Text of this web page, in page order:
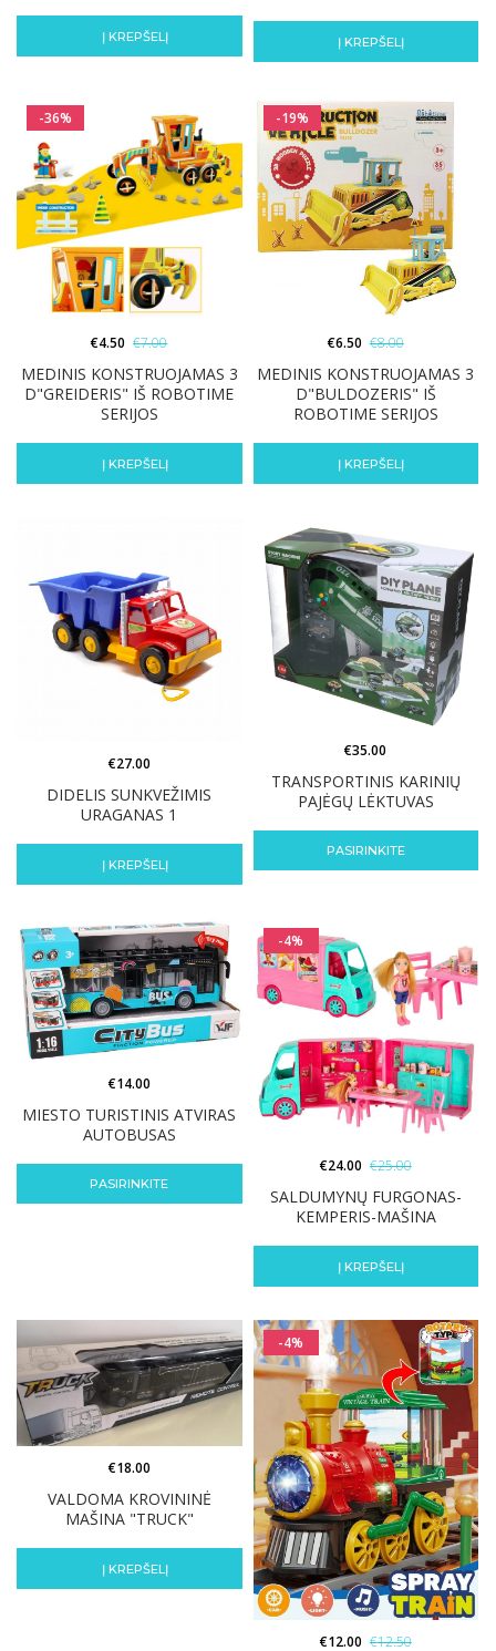
Į KREPŠELĮ Į KREPŠELĮ
-36%
MEDINIS KONSTRUOJAMAS 3
D"GREIDERIS" IŠ ROBOTIME
SERIJOS
€4.50 €7.00
Į KREPŠELĮ
-19%
MEDINIS KONSTRUOJAMAS 3
D"BULDOZERIS" IŠ
ROBOTIME SERIJOS
€6.50 €8.00
Į KREPŠELĮ
DIDELIS SUNKVEŽIMIS
URAGANAS 1
€27.00
Į KREPŠELĮ
TRANSPORTINIS KARINIŲ
PAJĖGŲ LĖKTUVAS
€35.00
PASIRINKITE
MIESTO TURISTINIS ATVIRAS
AUTOBUSAS
€14.00
PASIRINKITE
-4%
SALDUMYNŲ FURGONAS-
KEMPERIS-MAŠINA
€24.00 €25.00
Į KREPŠELĮ
VALDOMA KROVININĖ
MAŠINA "TRUCK"
€18.00
Į KREPŠELĮ
-4%
€12.00 €12.50